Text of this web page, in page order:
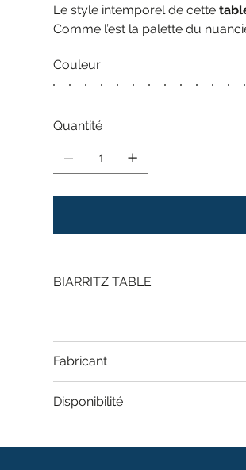
Le style intemporel de cette
Comme l’est la palette du
Couleur
Quantité
BIARRITZ TABLE
Fabricant
Disponibilité